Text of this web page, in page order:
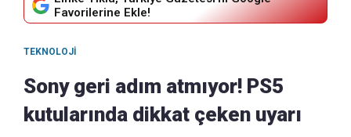
Favorilerine Ekle!
TEKNOLOJI
Sony geri adım atmıyor! PS5
kutularında dikkat çeken uyarı